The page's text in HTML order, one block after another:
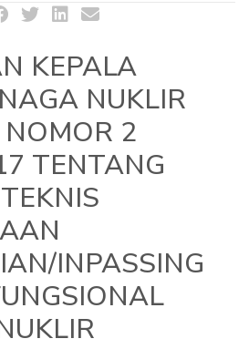
KEPALA
NUKLIR
2
TENTANG
INPASSING